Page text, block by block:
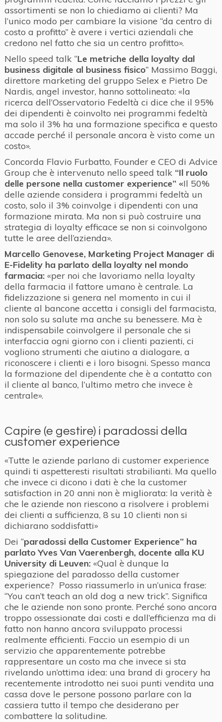
assortimenti se non lo chiediamo ai clienti? Ma
l’unico modo per cambiare la visione “da centro di
costo a profitto” è avere i vertici aziendali che
credono nel fatto che sia un centro profitto».
Nello speed talk “Le metriche della loyalty dal
business digitale al business fisico” Massimo Baggi,
direttore marketing del gruppo Selex e Pietro De
Nardis, angel investor, hanno sottolineato: «la
ricerca dell’Osservatorio Fedeltà ci dice che il 95%
dei dipendenti è coinvolto nei programmi fedeltà
ma solo il 3% ha una formazione specifica e questo
accade perché il personale ancora è visto come un
costo».
Concorda Flavio Furbatto, Founder e CEO di Advice
Group che è intervenuto nello speed talk“Il ruolo
delle persone nella customer experience” «Il 50%
delle aziende considera i programmi fedeltà un
costo, solo il 3% coinvolge i dipendenti con una
formazione mirata. Ma non si può costruire una
strategia di loyalty efficace se non si coinvolgono
tutte le aree dell’azienda».
Marcello Genovese, Marketing Project Manager di
E-Fidelity ha parlato della loyalty nel mondo
farmacia:«per noi che lavoriamo nella loyalty
della farmacia il fattore umano è centrale. La
fidelizzazione si genera nel momento in cui il
cliente al bancone accetta i consigli del farmacista,
non solo su salute ma anche su benessere. Ma è
indispensabile coinvolgere il personale che si
interfaccia ogni giorno con i clienti pazienti, ci
vogliono strumenti che aiutino a dialogare, a
riconoscere i clienti e i loro bisogni. Spesso manca
la formazione del dipendente che è a contatto con
il cliente al banco, l’ultimo metro che invece è
centrale».
Capire (e gestire) i paradossi della
customer experience
«Tutte le aziende parlano di customer experience
quindi ti aspetteresti risultati strabilianti. Ma quello
che invece ci dicono i dati è che la customer
satisfaction in 20 anni non è migliorata: la verità è
che le aziende non riescono a risolvere i problemi
dei clienti a sufficienza, 8 su 10 clienti non si
dichiarano soddisfatti»
Dei “paradossi della Customer Experience” ha
parlatoYves Van Vaerenbergh, docente alla KU
University di Leuven:«Qual è dunque la
spiegazione del paradosso della customer
experience? Posso riassumerlo in un’unica frase:
“You can’t teach an old dog a new trick”. Significa
che le aziende non sono pronte. Perché sono ancora
troppo ossessionate dai costi e dall’efficienza ma di
fatto non hanno ancora sviluppato processi
realmente efficienti. Faccio un esempio di un
servizio che apparentemente potrebbe
rappresentare un costo ma che invece si sta
rivelando un’ottima idea: una brand di grocery ha
recentemente introdotto nei suoi punti vendita una
cassa dove le persone possono parlare con la
cassiera tutto il tempo che desiderano per
combattere la solitudine.